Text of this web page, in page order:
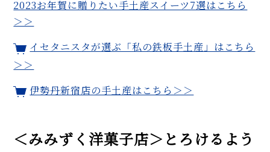
2023お年賀に贈りたい手土産スイーツ7選はこちら
＞＞
イセタニスタが選ぶ「私の鉄板手土産」はこちら
＞＞
伊勢丹新宿店の手土産はこちら＞＞
＜みみずく洋菓子店＞とろけるよう